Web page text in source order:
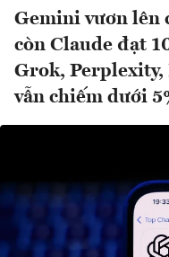
Gemini vươn lên
còn Claude đạt
Grok, Perplexity,
vẫn chiếm dưới